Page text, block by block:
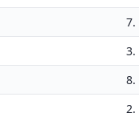
7.
3.
8.
2.